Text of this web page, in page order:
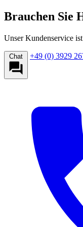
Brauchen Sie
Unser Kundenservice
Chat +49 (0) 3929